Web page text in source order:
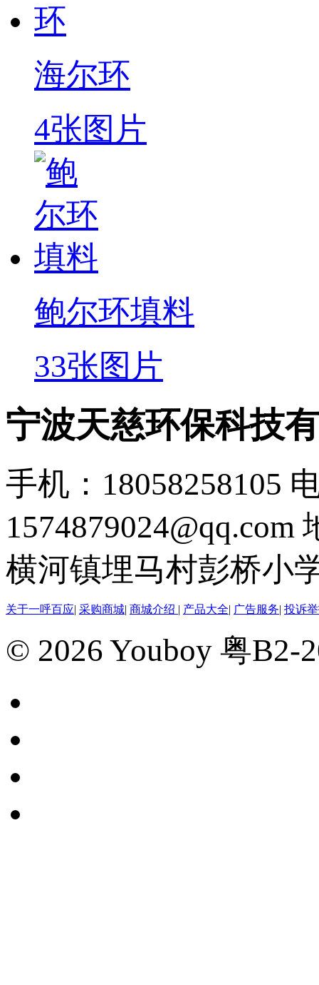
海尔环
4张图片
鲍尔环填料
33张图片
宁波天慈环保科技
手机：18058258105
1574879024@qq.com
横河镇埋马村彭桥小
关于一呼百应| 采购商城| 商城介绍 | 产品大全| 广告服务| 投诉
© 2026 Youboy 粤B2-